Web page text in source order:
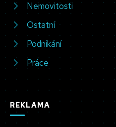
Nemovitosti
Ostatní
Podnikání
Práce
REKLAMA